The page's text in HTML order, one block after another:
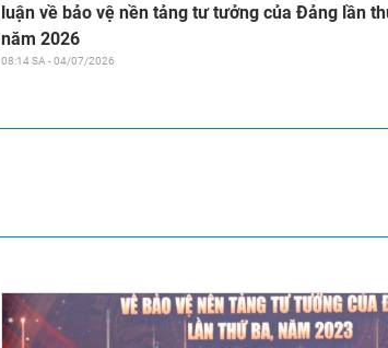
luận về bảo vệ nền tảng tư tưởng của Đảng lần
năm 2026
08:14 SA - 04/07/2026